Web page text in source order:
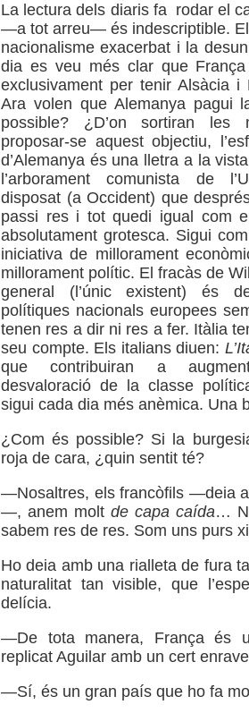
La lectura dels diaris fa rodar el
—a tot arreu— és indescriptible.
nacionalisme exacerbat i la
dia es veu més clar que
exclusivament per tenir Alsàcia i
Ara volen que Alemanya pagui
possible? ¿D’on sortiran les
proposar-se aquest objectiu,
d’Alemanya és una lletra a la
l’arborament comunista de
disposat (a Occident) que
passi res i tot quedi igual com
absolutament grotesca. Sigui
iniciativa de millorament
millorament polític. El fracàs de
general (l’únic existent) és
polítiques nacionals europees
tenen res a dir ni res a fer. Itàlia
seu compte. Els italians diuen:
que contribuiran a
desvaloració de la classe
sigui cada dia més anèmica. Una
¿Com és possible? Si la
roja de cara, ¿quin sentit té?
—Nosaltres, els francòfils —deia
—, anem molt de capa caída…
sabem res de res. Som uns purs
Ho deia amb una rialleta de fura
naturalitat tan visible, que
delícia.
—De tota manera, França és
replicat Aguilar amb un cert
—Sí, és un gran país que ho fa